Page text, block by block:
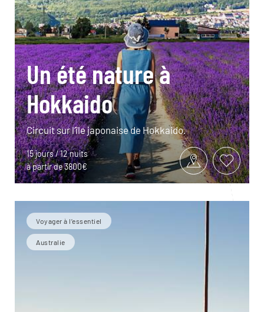
Un été nature à
Hokkaido
Circuit sur l’île japonaise de Hokkaido.
15 jours / 12 nuits
à partir de 3800€
Voyager à l’essentiel
Australie